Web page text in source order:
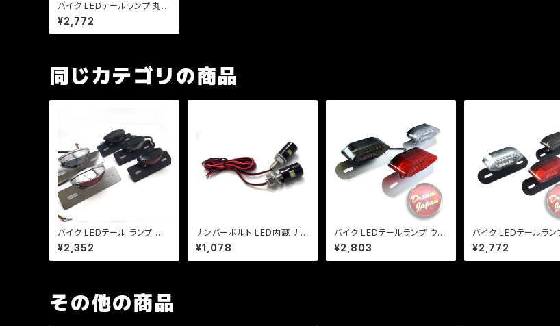
バイク LEDテールランプ 丸目
テール/汎用/ナンバーステー/
ブラック/ビラーゴ/チョッパー/
SR/TW/FTR/CB/a325
¥2,772
同じカテゴリの商品
バイク LEDテール ランプ 汎
用 ナンバー灯付 ミニタイプ
【ブラック】カスタム テール エ
イプ モンキー SR マグナ FT
¥2,352
ナンバーボルト LED内蔵 ナン
バー灯/2個セット【ブラック】 Ｌ
ＥＤ爆光/1W/車検/原付/ネイ
キッド/アメリカン/汎用/【クリ
¥1,078
バイク LEDテールランプ ウイ
ンカー 一体型テール ルーカ
ステール【レンズ色選択】 / 汎
用 ルーカス CB XJ SR TW
¥2,803
バイク LEDテールラン
ンカー 一体型テール【
色選択】 汎用 ルーカス
J SR TW
¥2,772
その他の商品